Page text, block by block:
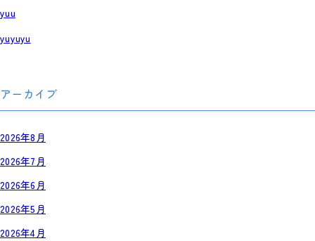
yuu
yuyuyu
アーカイブ
2026年8月
2026年7月
2026年6月
2026年5月
2026年4月